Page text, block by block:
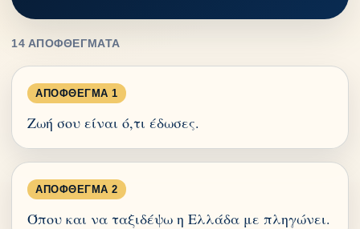
14 ΑΠΟΦΘΈΓΜΑΤΑ
ΑΠΌΦΘΕΓΜΑ 1
Ζωή σου είναι ό,τι έδωσες.
ΑΠΌΦΘΕΓΜΑ 2
Όπου και να ταξιδέψω η Ελλάδα με πληγώνει.